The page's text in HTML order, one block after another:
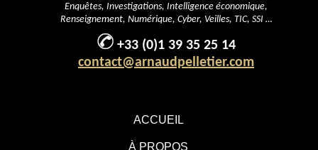
ACCUEIL
À PROPOS
Enquêtes, Investigations, Intelligence économique,
Renseignement, Numérique, Cyber, Veilles, TIC, SSI …
+33 (0)1 39 35 25 14
contact@arnaudpelletier.com